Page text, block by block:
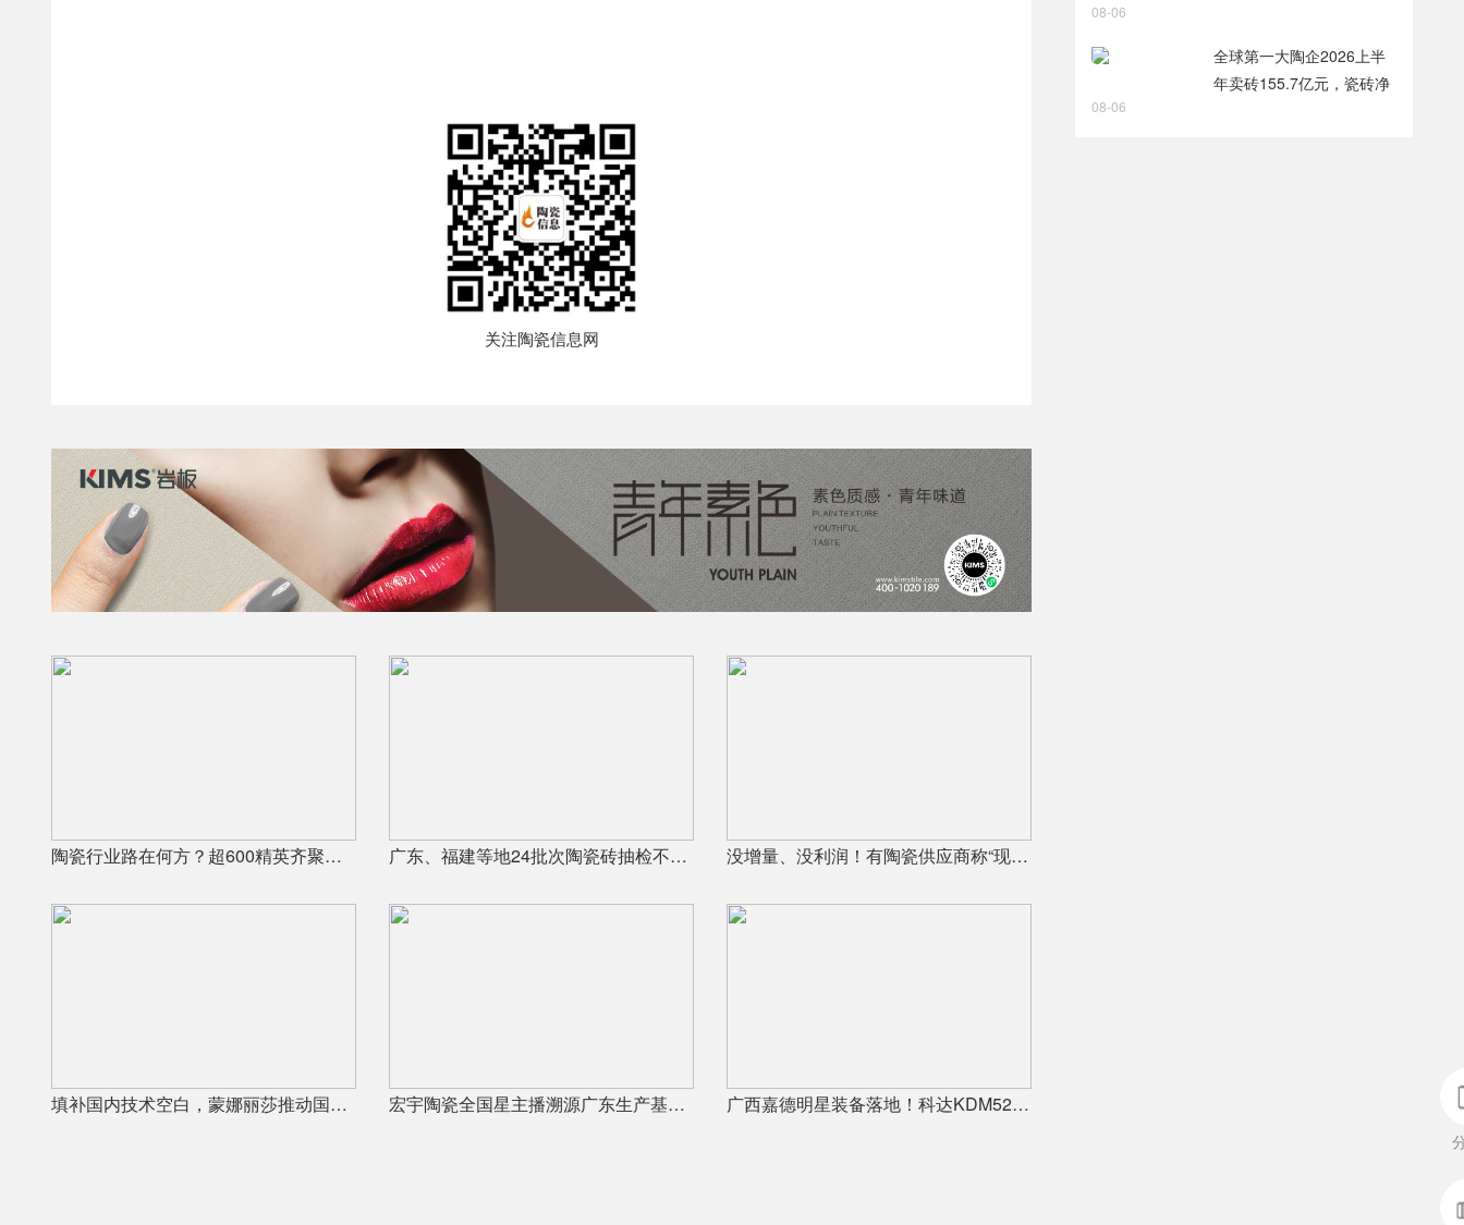
关注陶瓷信息网
陶瓷行业路在何方？超600精英齐聚陶业年度思想盛会，樊纲、何乾、龙建刚献智破局 广东、福建等地24批次陶瓷砖抽检不合格，67%为吸水率不达标 没增量、没利润！有陶瓷供应商称“现在的市场堪比春节前夕”
填补国内技术空白，蒙娜丽莎推动国际标准落地本地国标 宏宇陶瓷全国星主播溯源广东生产基地，进阶ROI长效变现新路径 广西嘉德明星装备落地！科达KDM526连续球磨系统实力出圈
08-06
全球第一大陶企2026上半
年卖砖155.7亿元，瓷砖净
08-06